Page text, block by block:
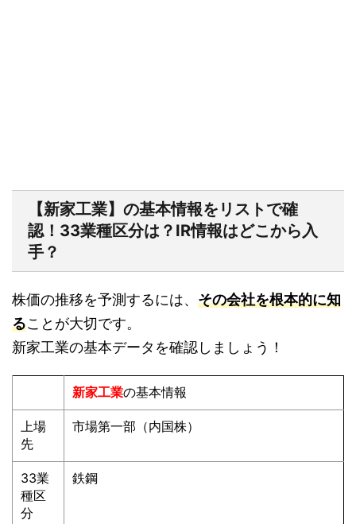
【新家工業】の基本情報をリストで確
認！33業種区分は？IR情報はどこから入
手？
株価の推移を予測するには、 その会社を根本的に知
ることが大切です。
新家工業の基本データを確認しましょう！
新家工業の基本情報
上場
先
市場第一部（内国株）
33業
種区
分
鉄鋼